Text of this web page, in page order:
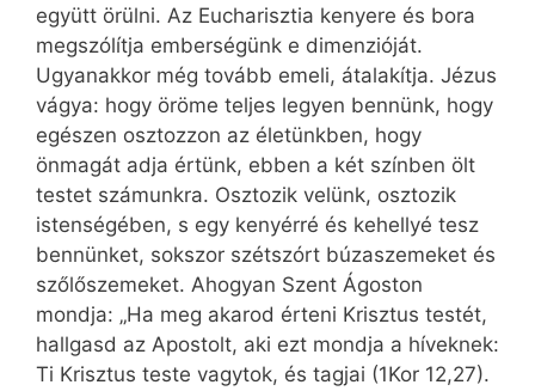
együtt örülni. Az Eucharisztia kenyere és bora
megszólítja emberségünk e dimenzióját.
Ugyanakkor még tovább emeli, átalakítja. Jézus
vágya: hogy öröme teljes legyen bennünk, hogy
egészen osztozzon az életünkben, hogy
önmagát adja értünk, ebben a két színben ölt
testet számunkra. Osztozik velünk, osztozik
istenségében, s egy kenyérré és kehellyé tesz
bennünket, sokszor szétszórt búzaszemeket és
szőlőszemeket. Ahogyan Szent Ágoston
mondja: „Ha meg akarod érteni Krisztus testét,
hallgasd az Apostolt, aki ezt mondja a híveknek:
Ti Krisztus teste vagytok, és tagjai (1Kor 12,27).